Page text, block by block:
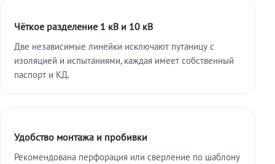
Чёткое разделение 1 кВ и 10 кВ
Две независимые линейки исключают путаницу с
изоляцией и испытаниями, каждая имеет собственный
паспорт и КД.
Удобство монтажа и пробивки
Рекомендована перфорация или сверление по шаблону